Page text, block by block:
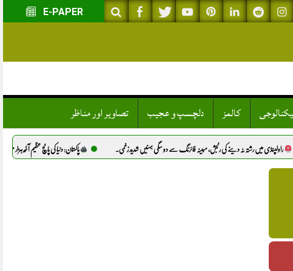
E-PAPER
کالمز دلچسپ و عجیب تصاویر اور مناظر
میں رشتہ نہ دینے کی رنجش، مبینہ فائرنگ سے دو سگی بہنیں شدید زخمی. پاکستان: دنیا کی پانچ عظیم آٹھ ہزار میٹر سے بلند چوٹیوں